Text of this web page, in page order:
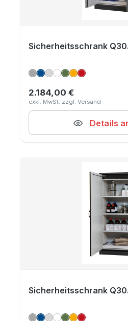
Sicherheitsschrank
Regulärer Preis:
2.184,00 €
Details
Sicherheitsschrank